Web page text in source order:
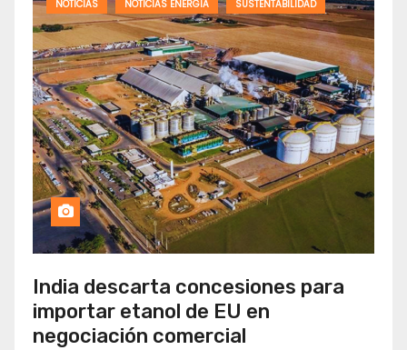
NOTICIAS NOTICIAS ENERGIA SUSTENTABILIDAD
India descarta concesiones para
importar etanol de EU en
negociación comercial